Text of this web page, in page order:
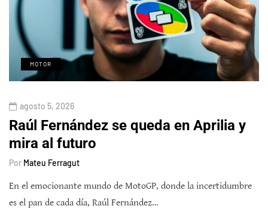
MOTOR
agosto 5, 2026
Raúl Fernández se queda en Aprilia y
mira al futuro
Por Mateu Ferragut
En el emocionante mundo de MotoGP, donde la incertidumbre
es el pan de cada día, Raúl Fernández…